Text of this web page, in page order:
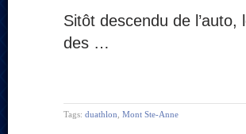
Sitôt descendu de
des …
Tags: duathlon Mont Ste-Anne